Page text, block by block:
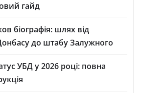
гайд
біографія: шлях від
до штабу Залужного
УБД у 2026 році: повна